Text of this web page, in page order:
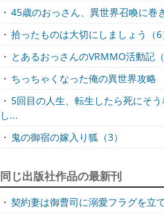
・ 45歳のおっさん、異世界召喚に巻
・ 拾ったものは大切にしましょう（6
・ とあるおっさんのVRMMO活動記（
・ ちっちゃくなった俺の異世界攻略
・ 5回目の人生、転生したら死にそ
し...
・ 鬼の御宿の嫁入り狐（3）
同じ出版社作品の最新刊
・ 契約妻は御曹司に溺愛フラグを立